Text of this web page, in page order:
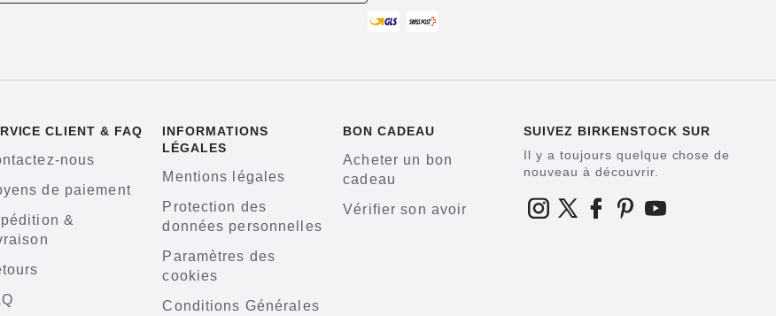
CLIENT & FAQ
nous
de paiement
&
INFORMATIONS
LÉGALES
Mentions légales
Protection des
données personnelles
Paramètres des
cookies
Conditions Générales
BON CADEAU
Acheter un bon
cadeau
Vérifier son avoir
SUIVEZ BIRKENSTOCK SUR
Il y a toujours quelque chose de
nouveau à découvrir.